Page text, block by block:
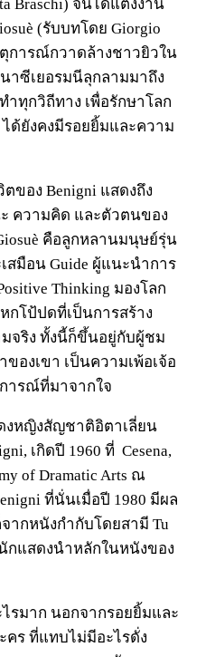
Braschi) จนได้แต่งงาน
(รับบทโดย Giorgio
ตุการณ์กวาดล้างชาวยิวใน
าซีเยอรมนีลุกลามมาถึง
ำทุกวิถีทาง เพื่อรักษาโลก
ด้ยังคงมีรอยยิ้มและความ
ของ Benigni แสดงถึง
ความคิด และตัวตนของ
คือลูกหลานมนุษย์รุ่น
สมือน Guide ผู้แนะนำการ
Thinking มองโลก
กโป้ปดที่เป็นการสร้าง
จริง ทั้งนี้ก็ขึ้นอยู่กับผู้ชม
ของเขา เป็นความเพ้อเจ้อ
ารณ์ที่มาจากใจ
งหญิงสัญชาติอิตาเลี่ยน
เกิดปี 1960 ที่ Cesena,
of Dramatic Arts ณ
ที่นั่นเมื่อปี 1980 มีผล
ากหนังกำกับโดยสามี Tu
กแสดงนำหลักในหนังของ
รมาก นอกจากรอยยิ้มและ
คร ที่แทบไม่มีอะไรดั่ง